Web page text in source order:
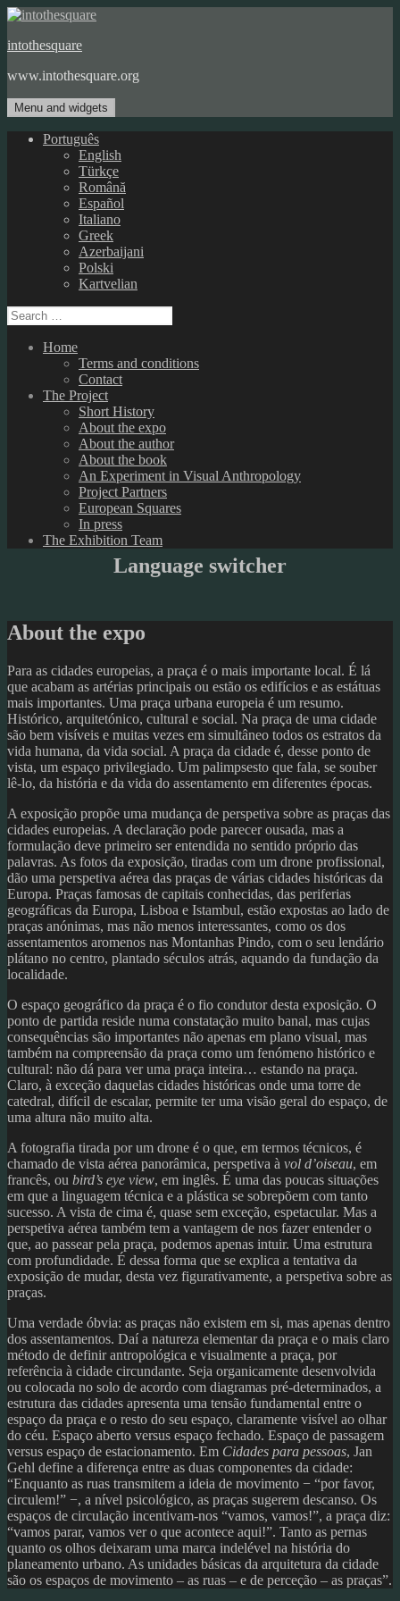
Skip
content
intothesquare
www.intothesquare.org
Menu and widgets
Português
English
Türkçe
Română
Español
Italiano
Greek
Azerbaijani
Polski
Kartvelian
Search
for:
Home
Terms and conditions
Contact
The Project
Short History
About the expo
About the author
About the book
An Experiment in Visual Anthropology
Project Partners
European Squares
In press
The Exhibition Team
Language switcher
About the expo
Para as cidades europeias, a praça é o mais importante local. É lá
que acabam as artérias principais ou estão os edifícios e as estátuas
mais importantes. Uma praça urbana europeia é um resumo.
Histórico, arquitetónico, cultural e social. Na praça de uma cidade
são bem visíveis e muitas vezes em simultâneo todos os estratos da
vida humana, da vida social. A praça da cidade é, desse ponto de
vista, um espaço privilegiado. Um palimpsesto que fala, se souber
lê-lo, da história e da vida do assentamento em diferentes épocas.
A exposição propõe uma mudança de perspetiva sobre as praças das
cidades europeias. A declaração pode parecer ousada, mas a
formulação deve primeiro ser entendida no sentido próprio das
palavras. As fotos da exposição, tiradas com um drone profissional,
dão uma perspetiva aérea das praças de várias cidades históricas da
Europa. Praças famosas de capitais conhecidas, das periferias
geográficas da Europa, Lisboa e Istambul, estão expostas ao lado de
praças anónimas, mas não menos interessantes, como os dos
assentamentos aromenos nas Montanhas Pindo, com o seu lendário
plátano no centro, plantado séculos atrás, aquando da fundação da
localidade.
O espaço geográfico da praça é o fio condutor desta exposição. O
ponto de partida reside numa constatação muito banal, mas cujas
consequências são importantes não apenas em plano visual, mas
também na compreensão da praça como um fenómeno histórico e
cultural: não dá para ver uma praça inteira… estando na praça.
Claro, à exceção daquelas cidades históricas onde uma torre de
catedral, difícil de escalar, permite ter uma visão geral do espaço, de
uma altura não muito alta.
A fotografia tirada por um drone é o que, em termos técnicos, é
chamado de vista aérea panorâmica, perspetiva à vol d’oiseau, em
francês, ou bird’s eye view, em inglês. É uma das poucas situações
em que a linguagem técnica e a plástica se sobrepõem com tanto
sucesso. A vista de cima é, quase sem exceção, espetacular. Mas a
perspetiva aérea também tem a vantagem de nos fazer entender o
que, ao passear pela praça, podemos apenas intuir. Uma estrutura
com profundidade. É dessa forma que se explica a tentativa da
exposição de mudar, desta vez figurativamente, a perspetiva sobre as
praças.
Uma verdade óbvia: as praças não existem em si, mas apenas dentro
dos assentamentos. Daí a natureza elementar da praça e o mais claro
método de definir antropológica e visualmente a praça, por
referência à cidade circundante. Seja organicamente desenvolvida
ou colocada no solo de acordo com diagramas pré-determinados, a
estrutura das cidades apresenta uma tensão fundamental entre o
espaço da praça e o resto do seu espaço, claramente visível ao olhar
do céu. Espaço aberto versus espaço fechado. Espaço de passagem
versus espaço de estacionamento. Em Cidades para pessoas, Jan
Gehl define a diferença entre as duas componentes da cidade:
“Enquanto as ruas transmitem a ideia de movimento − “por favor,
circulem!” −, a nível psicológico, as praças sugerem descanso. Os
espaços de circulação incentivam-nos “vamos, vamos!”, a praça diz:
“vamos parar, vamos ver o que acontece aqui!”. Tanto as pernas
quanto os olhos deixaram uma marca indelével na história do
planeamento urbano. As unidades básicas da arquitetura da cidade
são os espaços de movimento – as ruas – e de perceção – as praças”.